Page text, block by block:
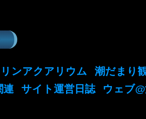
ンアクアリウム
潮だまり
連
サイト運営日誌 ウェブ